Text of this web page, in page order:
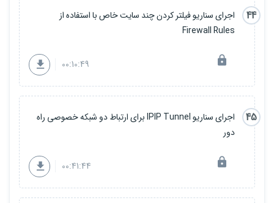
44
اجرای سناریو فیلتر کردن چند سایت خاص با استفاده از
Firewall Rules
00:10:49
45
اجرای سناریو IPIP Tunnel برای ارتباط دو شبکه خصوصی راه
دور
00:41:44